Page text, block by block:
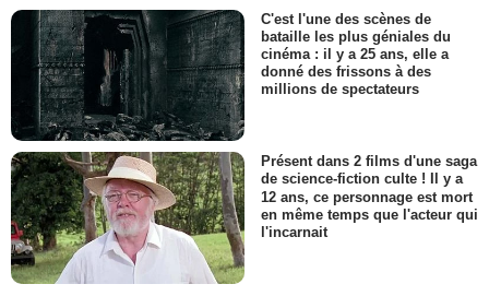
C'est l'une des scènes de
bataille les plus géniales du
cinéma : il y a 25 ans, elle a
donné des frissons à des
millions de spectateurs
Présent dans 2 films d'une saga
de science-fiction culte ! Il y a
12 ans, ce personnage est mort
en même temps que l'acteur qui
l'incarnait